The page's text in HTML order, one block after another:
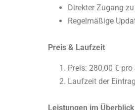
Direkter Zugang
Regelmäßige
Preis & Laufzeit
Preis: 280,00 €
Laufzeit der
Leistungen im Überblick